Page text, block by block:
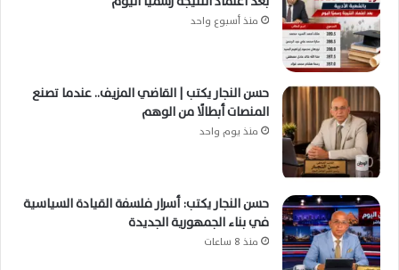
منذ أسبوع واحد
حسن النجار يكتب | القاضي المزيف.. عندما تصنع
المنصات أبطالًا من الوهم
منذ يوم واحد
حسن النجار يكتب: أسرار فلسفة القيادة السياسية
في بناء الجمهورية الجديدة
منذ 8 ساعات